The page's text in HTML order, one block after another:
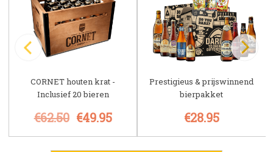
CORNET houten krat -
Inclusief 20 bieren
€62.50 €49.95
Prestigieus & prijswinnend
bierpakket
€28.95